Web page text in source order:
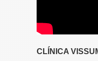
CLÍNICA